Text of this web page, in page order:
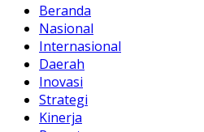
Beranda
Nasional
Internasional
Daerah
Inovasi
Strategi
Kinerja